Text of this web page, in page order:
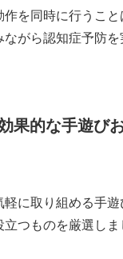
を同時に行うこ
がら認知症予防
果的な手遊び
に取り組める手
つものを厳選しま